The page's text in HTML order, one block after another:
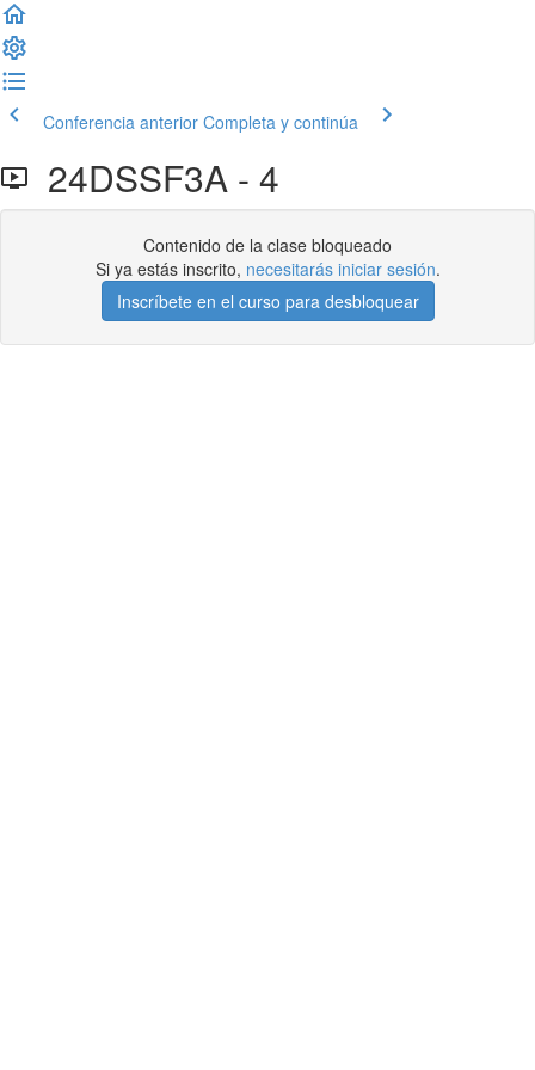
Conferencia anterior Completa y continúa
24DSSF3A - 4
Contenido de la clase bloqueado
Si ya estás inscrito, necesitarás iniciar sesión.
Inscríbete en el curso para desbloquear